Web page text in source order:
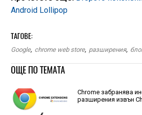
Android Lollipop
ТАГОВЕ:
Google, chrome web store, разширения,
ОЩЕ ПО ТЕМАТА
Chrome забранява
разширения извън